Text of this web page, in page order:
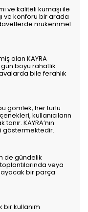
ve kaliteli kumaşı ile
ve konforu bir arada
mükemmel
olan KAYRA
gün boyu rahatlık
bile ferahlık
gömlek, her türlü
kullanıcıların
KAYRA’nın
göstermektedir.
de gündelik
veya
bir parça
kullanım